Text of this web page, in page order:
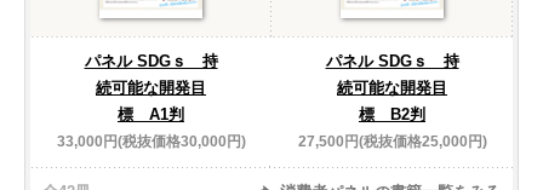
パネル SDGｓ 持
続可能な開発目
標 A1判
33,000円(税抜価格30,000円)
パネル SDGｓ 持
続可能な開発目
標 B2判
27,500円(税抜価格25,000円)